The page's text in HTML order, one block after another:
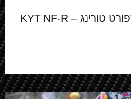
קסדה מלאה – ספורט טורינג – KYT NF-R